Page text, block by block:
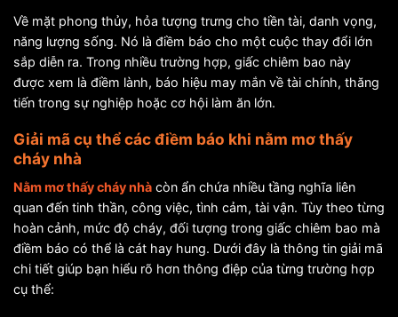
Về mặt phong thủy, hỏa tượng trưng cho tiền tài, danh vọng,
năng lượng sống. Nó là điềm báo cho một cuộc thay đổi lớn
sắp diễn ra. Trong nhiều trường hợp, giấc chiêm bao này
được xem là điềm lành, báo hiệu may mắn về tài chính, thăng
tiến trong sự nghiệp hoặc cơ hội làm ăn lớn.
Giải mã cụ thể các điềm báo khi nằm mơ thấy
cháy nhà
Nằm mơ thấy cháy nhà còn ẩn chứa nhiều tầng nghĩa liên
quan đến tinh thần, công việc, tình cảm, tài vận. Tùy theo từng
hoàn cảnh, mức độ cháy, đối tượng trong giấc chiêm bao mà
điềm báo có thể là cát hay hung. Dưới đây là thông tin giải mã
chi tiết giúp bạn hiểu rõ hơn thông điệp của từng trường hợp
cụ thể: